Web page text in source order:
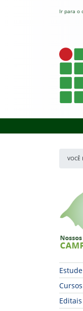
Ir para o
VOCÊ
Cursos
Editais